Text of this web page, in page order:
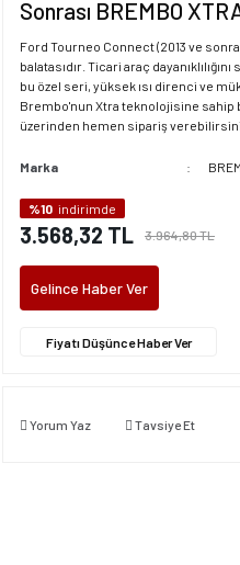
Sonrası BREMBO
Ford Tourneo Connect (2013 ve
balatasıdır. Ticari araç
bu özel seri, yüksek ısı direnci ve
Brembo'nun Xtra teknolojisine
üzerinden hemen sipariş
Marka
%10 indirimde
3.568,32 TL 3.964,80 TL
Gelince Haber Ver
Fiyatı Düşünce Haber Ver
Yorum Yaz Tavsiye Et